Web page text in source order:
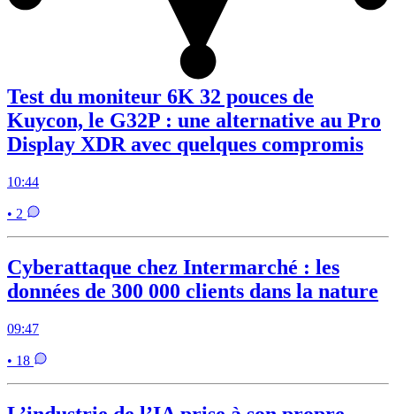
Test du moniteur 6K 32 pouces de
Kuycon, le G32P : une alternative au Pro
Display XDR avec quelques compromis
10:44
• 2
Cyberattaque chez Intermarché : les
données de 300 000 clients dans la nature
09:47
• 18